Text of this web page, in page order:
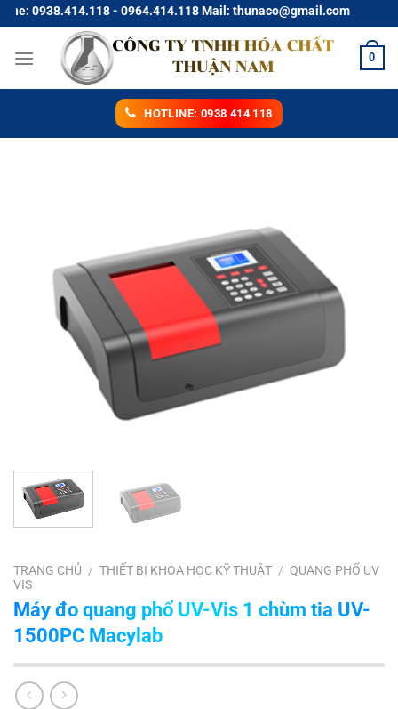
Chuyển
đến
nội
0938.414.118 - 0964.414.118 Mail: thunaco@gmail.com
0
HOTLINE: 0938 414 118
TRANG CHỦ / THIẾT BỊ KHOA HỌC KỸ THUẬT / QUANG PHỔ UV
VIS
Máy đo quang phổ UV-Vis 1 chùm tia UV-
1500PC Macylab